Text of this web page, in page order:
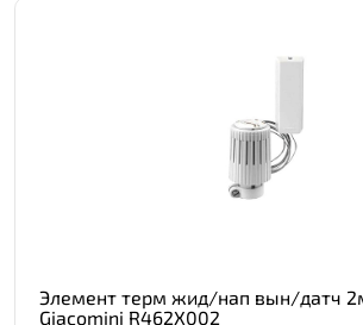
Элемент терм жид/нап вын/датч
Giacomini R462X002